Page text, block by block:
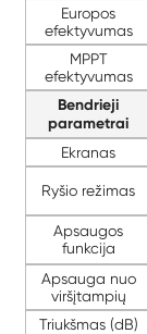
Europos
efektyvumas
MPPT
efektyvumas
Bendrieji
parametrai
Ekranas
Ryšio režimas
Apsaugos
funkcija
Apsauga nuo
viršįtampių
Triukšmas (dB)